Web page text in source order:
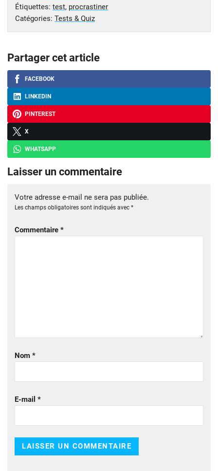
Étiquettes: test, procrastiner
Catégories: Tests & Quiz
Partager cet article
FACEBOOK
LINKEDIN
PINTEREST
X
WHATSAPP
Laisser un commentaire
Votre adresse e-mail ne sera pas publiée.
Les champs obligatoires sont indiqués avec *
Commentaire *
Nom *
E-mail *